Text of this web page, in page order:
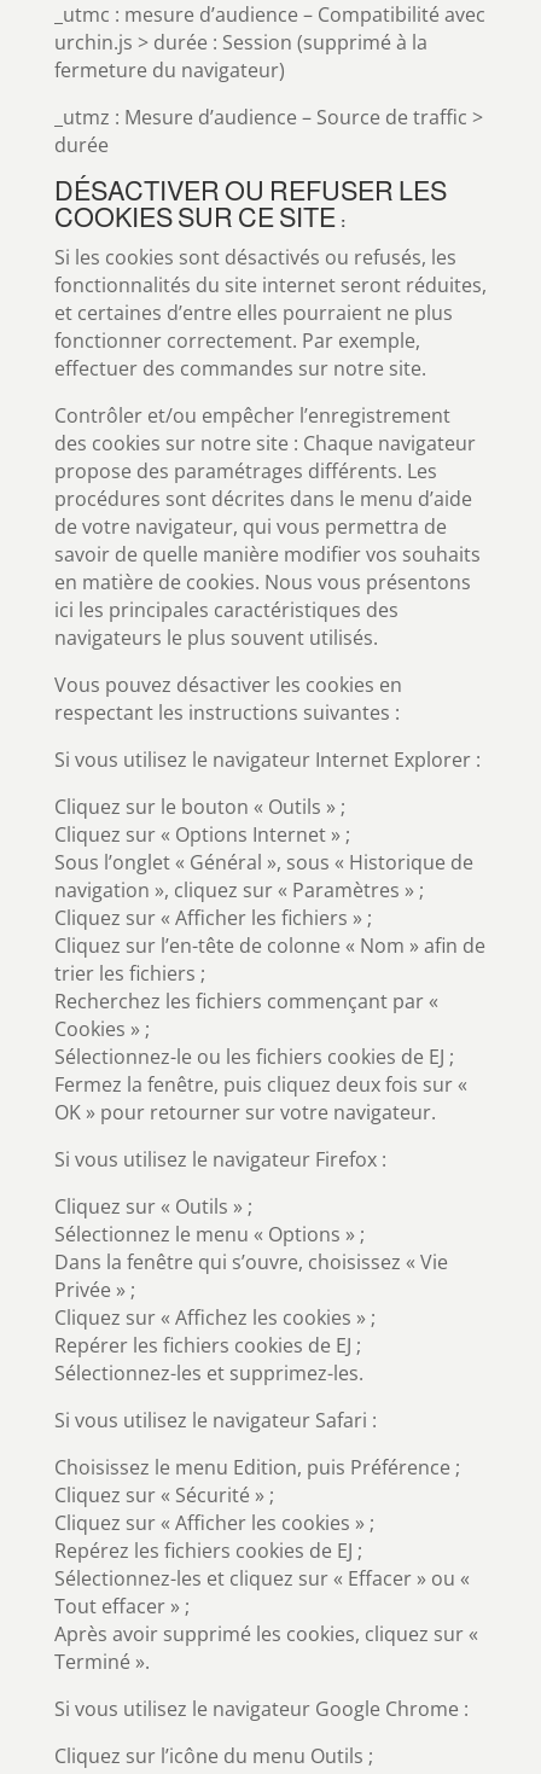
_utmc : mesure d’audience – Compatibilité avec
urchin.js > durée : Session (supprimé à la
fermeture du navigateur)
_utmz : Mesure d’audience – Source de traffic >
durée
DÉSACTIVER OU REFUSER LES
COOKIES SUR CE SITE :
Si les cookies sont désactivés ou refusés, les
fonctionnalités du site internet seront réduites,
et certaines d’entre elles pourraient ne plus
fonctionner correctement. Par exemple,
effectuer des commandes sur notre site.
Contrôler et/ou empêcher l’enregistrement
des cookies sur notre site : Chaque navigateur
propose des paramétrages différents. Les
procédures sont décrites dans le menu d’aide
de votre navigateur, qui vous permettra de
savoir de quelle manière modifier vos souhaits
en matière de cookies. Nous vous présentons
ici les principales caractéristiques des
navigateurs le plus souvent utilisés.
Vous pouvez désactiver les cookies en
respectant les instructions suivantes :
Si vous utilisez le navigateur Internet Explorer :
Cliquez sur le bouton « Outils » ;
Cliquez sur « Options Internet » ;
Sous l’onglet « Général », sous « Historique de
navigation », cliquez sur « Paramètres » ;
Cliquez sur « Afficher les fichiers » ;
Cliquez sur l’en-tête de colonne « Nom » afin de
trier les fichiers ;
Recherchez les fichiers commençant par «
Cookies » ;
Sélectionnez-le ou les fichiers cookies de EJ ;
Fermez la fenêtre, puis cliquez deux fois sur «
OK » pour retourner sur votre navigateur.
Si vous utilisez le navigateur Firefox :
Cliquez sur « Outils » ;
Sélectionnez le menu « Options » ;
Dans la fenêtre qui s’ouvre, choisissez « Vie
Privée » ;
Cliquez sur « Affichez les cookies » ;
Repérer les fichiers cookies de EJ ;
Sélectionnez-les et supprimez-les.
Si vous utilisez le navigateur Safari :
Choisissez le menu Edition, puis Préférence ;
Cliquez sur « Sécurité » ;
Cliquez sur « Afficher les cookies » ;
Repérez les fichiers cookies de EJ ;
Sélectionnez-les et cliquez sur « Effacer » ou «
Tout effacer » ;
Après avoir supprimé les cookies, cliquez sur «
Terminé ».
Si vous utilisez le navigateur Google Chrome :
Cliquez sur l’icône du menu Outils ;